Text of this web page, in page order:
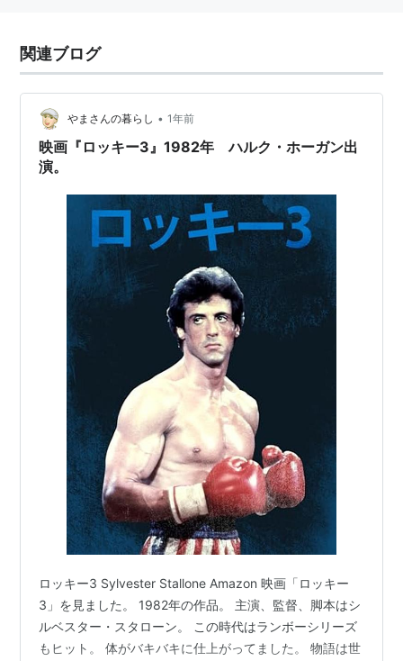
んでいただけのことだった。屈強でハングリー精神旺盛
な挑戦者、クラバー・ラングとの対戦で、王座陥落とな
ってしまう。
見かねた友アポロは、ロッキーに「今まであったハング
リー精神」が欠けていると指摘し、彼をあるボクシング
と師匠、ロッキーの３人のトレーニングが始まり、今ま
で以上に厳しく取り組むのだった。パンチ力を生かしつ
つ、課題だった敏捷性を上げていくことに勤めた。
関連ブログ
やまさんの暮らし • 1年前
映画『ロッキー3』1982年 ハルク・ホーガン出
演。
ロッキー3 Sylvester Stallone Amazon 映画「ロッキー
3」を見ました。 1982年の作品。 主演、監督、脚本はシ
ルベスター・スタローン。 この時代はランボーシリーズ
もヒット。 体がバキバキに仕上がってました。 物語は世